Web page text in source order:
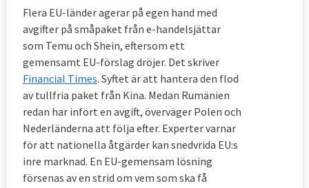
Flera EU-länder agerar på egen hand med
avgifter på småpaket från e-handelsjättar
som Temu och Shein, eftersom ett
gemensamt EU-förslag dröjer. Det skriver
Financial Times. Syftet är att hantera den flod
av tullfria paket från Kina. Medan Rumänien
redan har infört en avgift, överväger Polen och
Nederländerna att följa efter. Experter varnar
för att nationella åtgärder kan snedvrida EU:s
inre marknad. En EU-gemensam lösning
försenas av en strid om vem som ska få